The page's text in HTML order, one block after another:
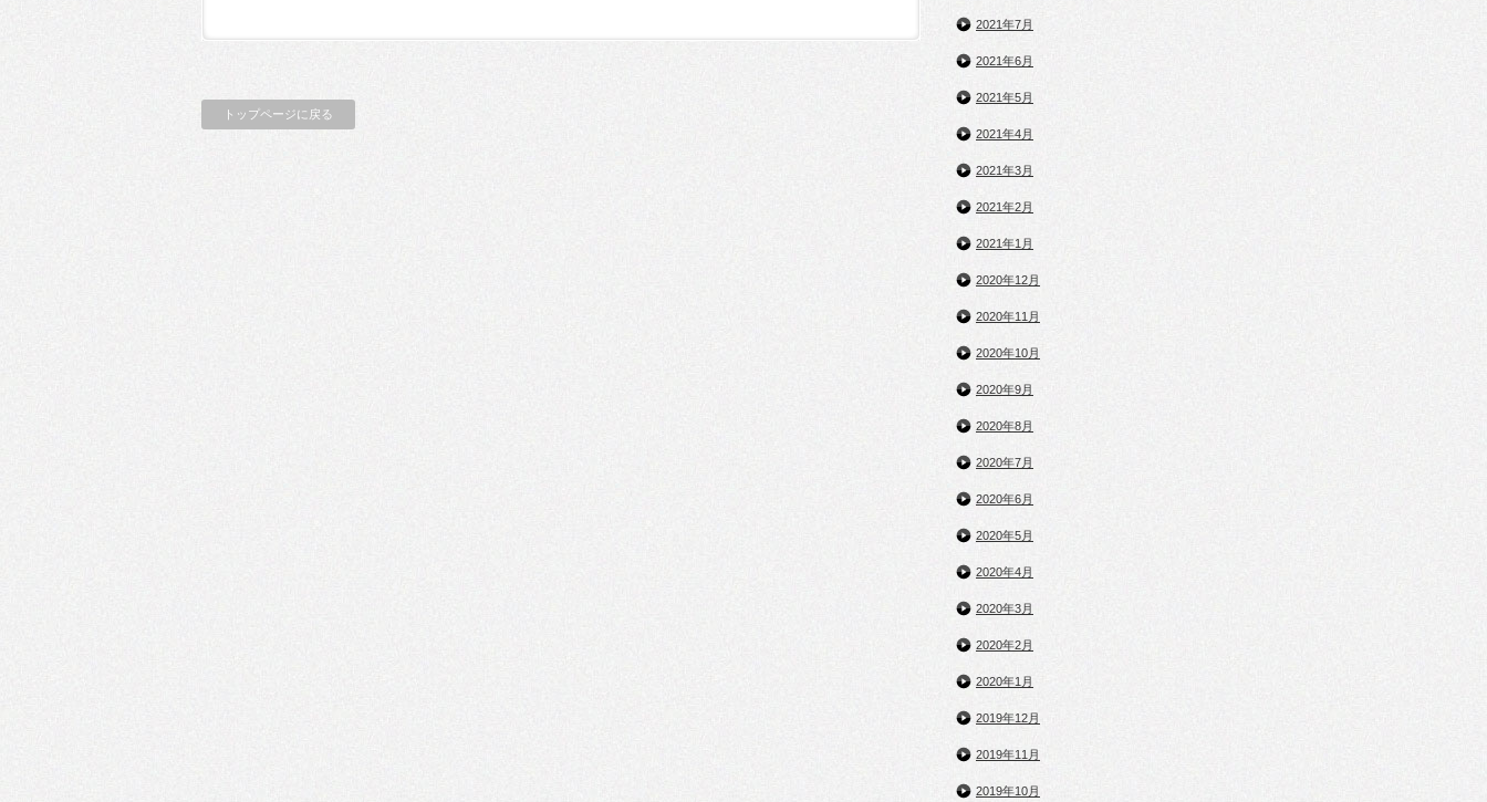
トップページに戻る
2021年7月
2021年6月
2021年5月
2021年4月
2021年3月
2021年2月
2021年1月
2020年12月
2020年11月
2020年10月
2020年9月
2020年8月
2020年7月
2020年6月
2020年5月
2020年4月
2020年3月
2020年2月
2020年1月
2019年12月
2019年11月
2019年10月